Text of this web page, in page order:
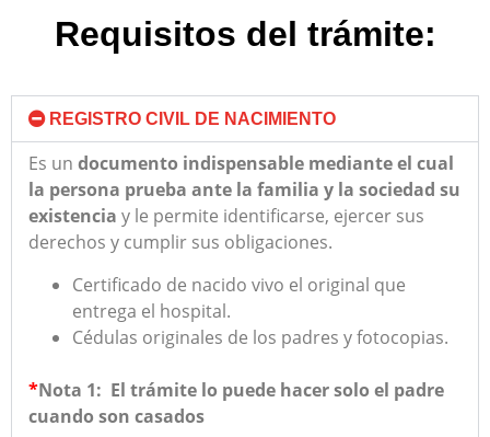
Requisitos del trámite:
REGISTRO CIVIL DE NACIMIENTO
Es un documento indispensable mediante el cual
la persona prueba ante la familia y la sociedad su
existencia y le permite identificarse, ejercer sus
derechos y cumplir sus obligaciones.
Certificado de nacido vivo el original que
entrega el hospital.
Cédulas originales de los padres y fotocopias.
*Nota 1: El trámite lo puede hacer solo el padre
cuando son casados